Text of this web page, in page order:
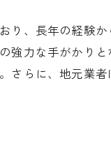
り、長年の経験
強力な手がかり
さらに、地元業